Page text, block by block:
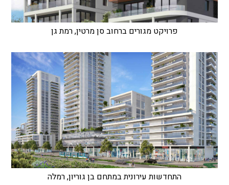
פרויקט מגורים ברחוב סן מרטין, רמת גן
התחדשות עירונית במתחם בן גוריון, רמלה